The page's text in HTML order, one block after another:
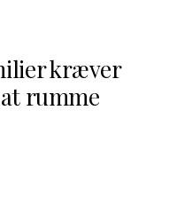
kræver
rumme